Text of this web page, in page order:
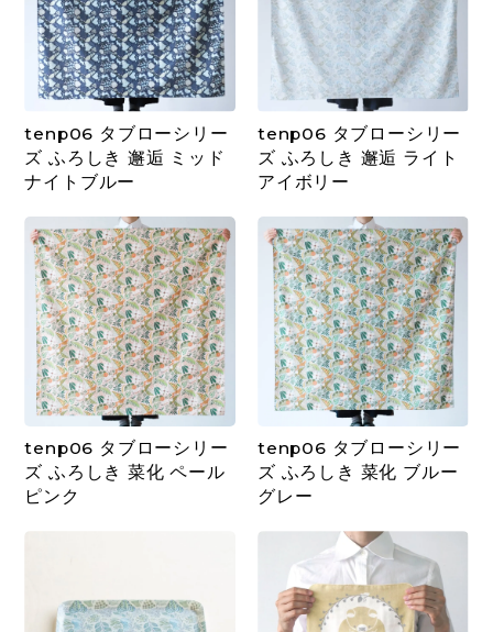
tenp06 タブローシリー
ズ ふろしき 邂逅 ミッド
ナイトブルー
tenp06 タブローシリー
ズ ふろしき 邂逅 ライト
アイボリー
tenp06 タブローシリー
ズ ふろしき 菜化 ペール
ピンク
tenp06 タブローシリー
ズ ふろしき 菜化 ブルー
グレー